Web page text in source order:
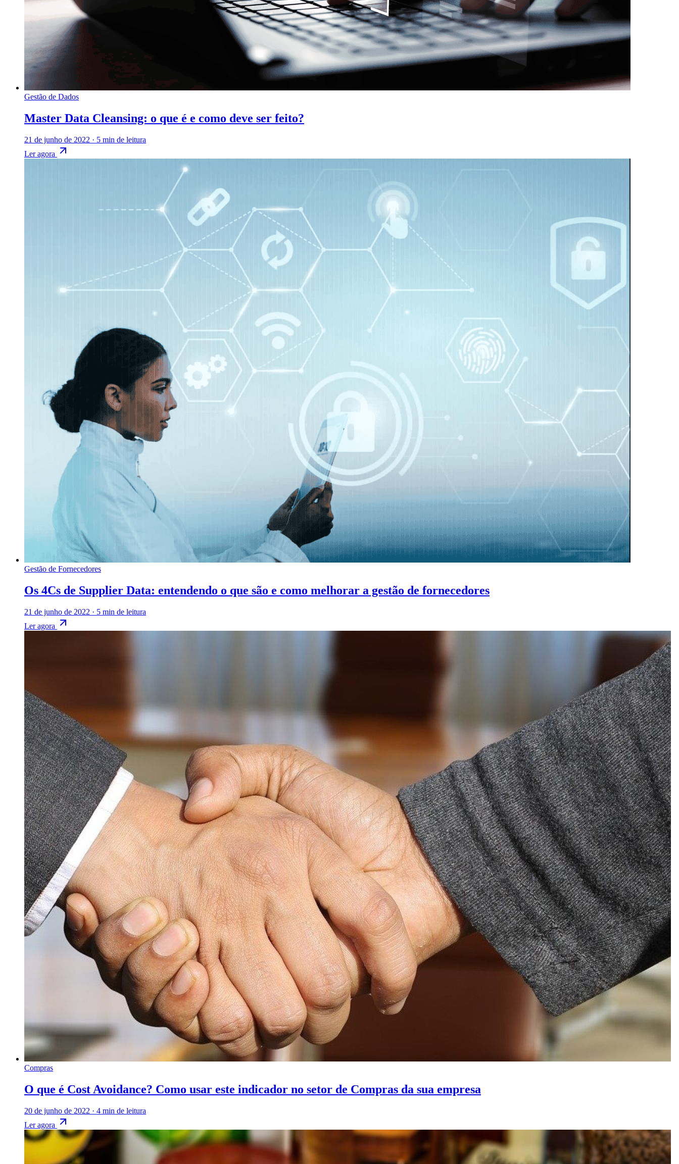
Gestão de Dados
Master Data Cleansing: o que é e como deve ser feito?
21 de junho de 2022 · 5 min de leitura
Ler agora
Gestão de Fornecedores
Os 4Cs de Supplier Data: entendendo o que são e como melhorar a gestão de fornecedores
21 de junho de 2022 · 5 min de leitura
Ler agora
Compras
O que é Cost Avoidance? Como usar este indicador no setor de Compras da sua empresa
20 de junho de 2022 · 4 min de leitura
Ler agora